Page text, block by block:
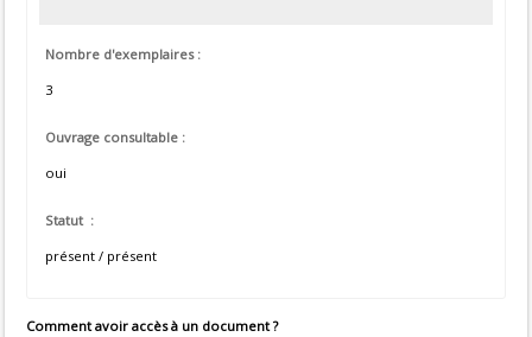
Nombre d'exemplaires :
3
Ouvrage consultable :
oui
Statut :
présent / présent
Comment avoir accès à un document ?